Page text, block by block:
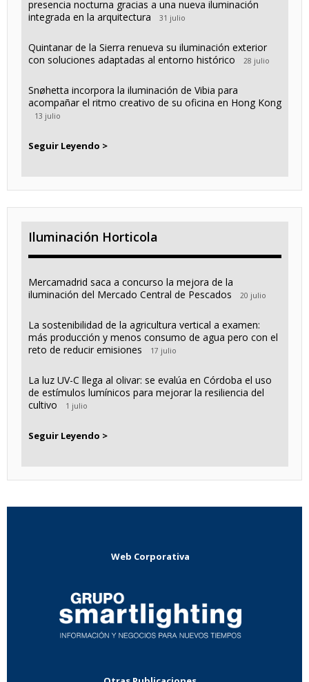
presencia nocturna gracias a una nueva iluminación
integrada en la arquitectura
31 julio
Quintanar de la Sierra renueva su iluminación exterior
con soluciones adaptadas al entorno histórico
28 julio
Snøhetta incorpora la iluminación de Vibia para
acompañar el ritmo creativo de su oficina en Hong Kong
13 julio
Seguir Leyendo >
Iluminación Horticola
Mercamadrid saca a concurso la mejora de la
iluminación del Mercado Central de Pescados
20 julio
La sostenibilidad de la agricultura vertical a examen:
más producción y menos consumo de agua pero con el
reto de reducir emisiones
17 julio
La luz UV-C llega al olivar: se evalúa en Córdoba el uso
de estímulos lumínicos para mejorar la resiliencia del
cultivo
1 julio
Seguir Leyendo >
Web Corporativa